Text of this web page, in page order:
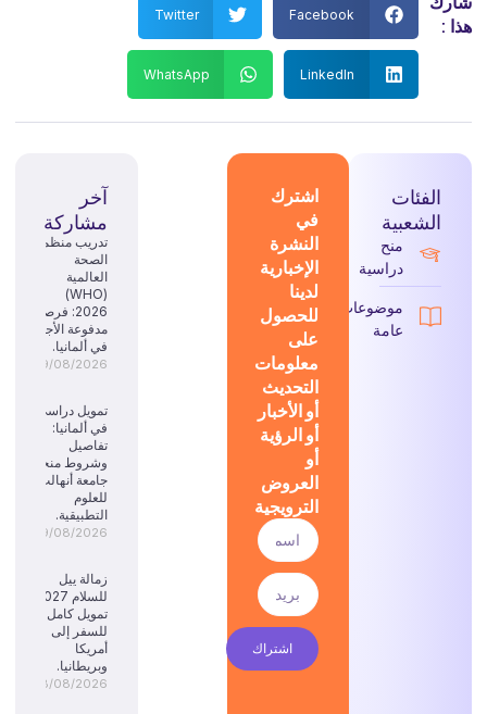
هذا :
Facebook
Twitter
LinkedIn
WhatsApp
الفئات
الشعبية
منح
دراسية
موضوعات
عامة
اشترك
في
النشرة
الإخبارية
لدينا
للحصول
على
معلومات
التحديث
أو الأخبار
أو الرؤية
أو
العروض
الترويجية
اشتراك
آخر
مشاركة
تدريب منظمة
الصحة
العالمية
(WHO)
2026: فرصة
مدفوعة الأجر
في ألمانيا.
09/08/2026
تمويل دراسي
في ألمانيا:
تفاصيل
وشروط منحة
جامعة أنهالت
للعلوم
التطبيقية.
09/08/2026
زمالة ييل
تمويل كامل
للسفر إلى
أمريكا
وبريطانيا.
08/08/2026